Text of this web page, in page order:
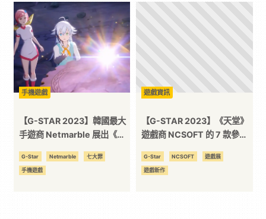
手機遊戲
【G-STAR 2023】韓國最大
手遊商 Netmarble 展出《七
G-Star Netmarble 七大罪
手機遊戲
遊戲資訊
【G-STAR 2023】《天堂》
遊戲商 NCSOFT 的 7 款參展
G-Star NCSOFT 遊戲展
遊戲新作